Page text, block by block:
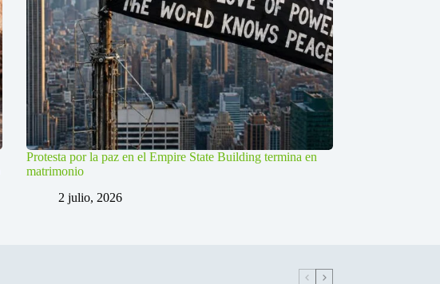
Protesta por la paz en el Empire State Building termina en
matrimonio
2 julio, 2026